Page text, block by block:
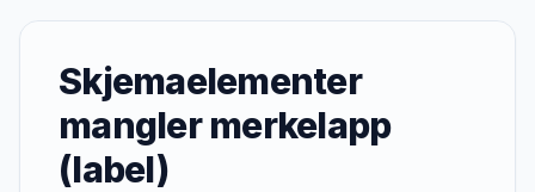
Skjemaelementer
mangler merkelapp
(label)